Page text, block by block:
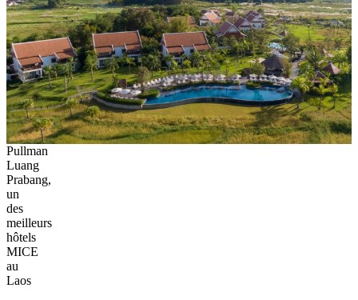
Pullman
Luang
Prabang,
un
des
meilleurs
hôtels
MICE
au
Laos